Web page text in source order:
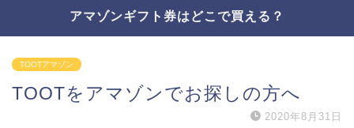
アマゾンギフト券はどこで買える？
TOOTアマゾン
TOOTをアマゾンでお探しの方へ
2020年8月31日